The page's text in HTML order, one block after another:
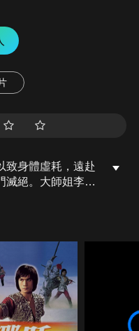
致身體虛耗，遠赴
滅絕。大師姐李莫
意追求自己，追
，但滅絕真的愛上